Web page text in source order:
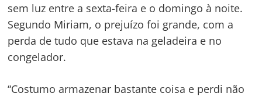
sem luz entre a sexta-feira e o domingo à noite.
Segundo Miriam, o prejuízo foi grande, com a
perda de tudo que estava na geladeira e no
congelador.
“Costumo armazenar bastante coisa e perdi não